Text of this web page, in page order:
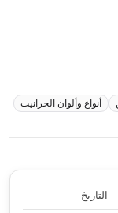
أنواع وألوان الجرانيت
التاريخ